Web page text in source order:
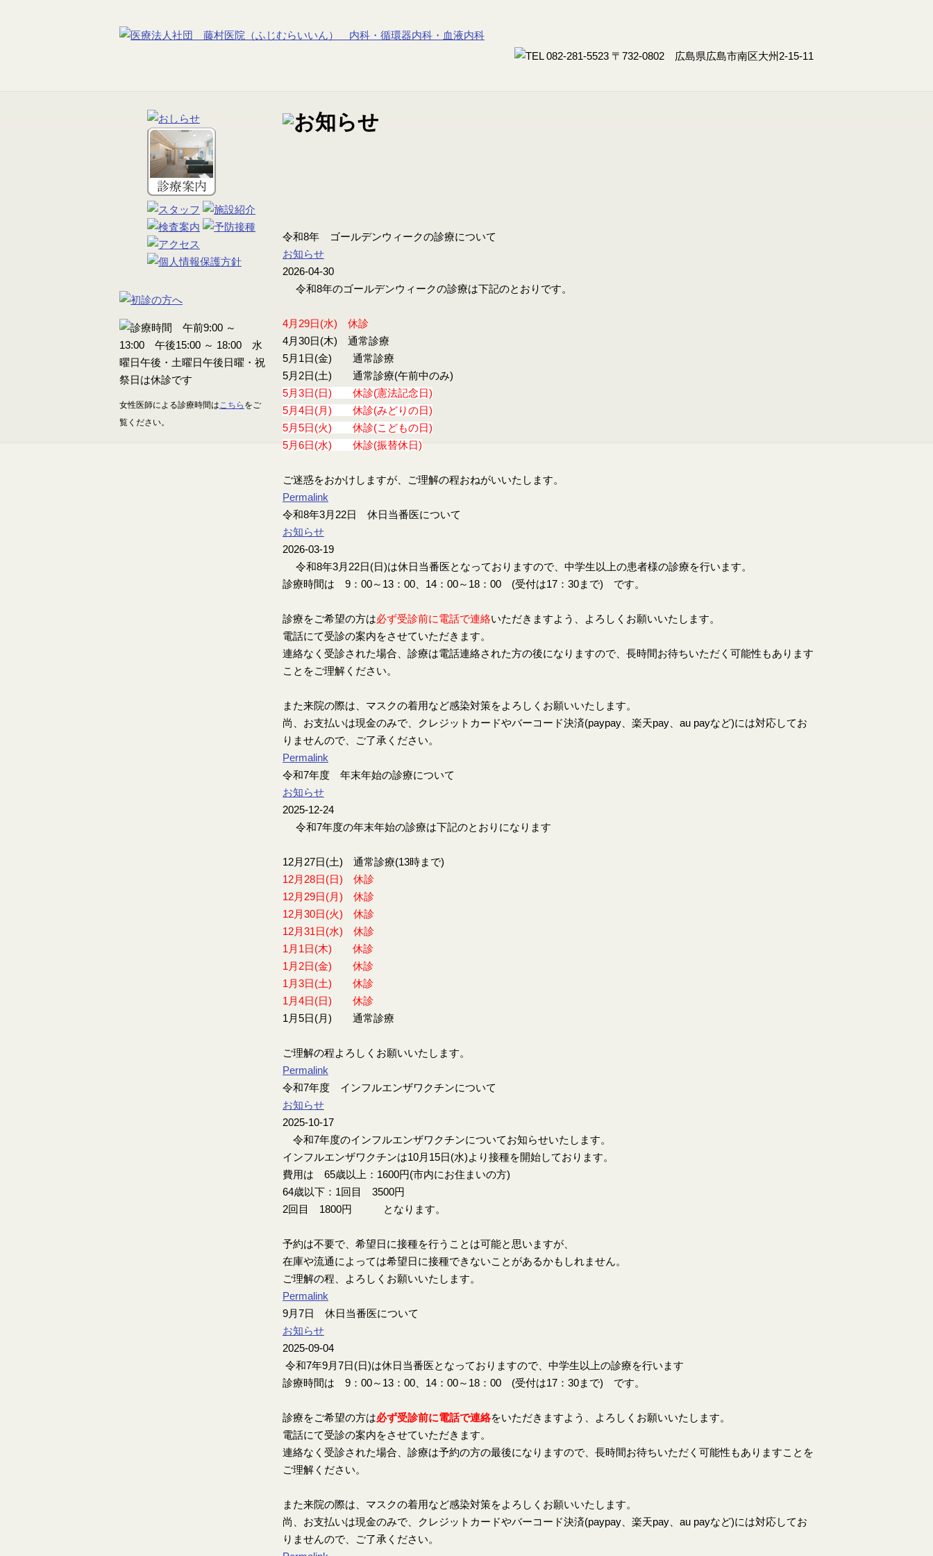
女性医師による診療時間はこちら をご
覧ください。
令和8年 ゴールデンウィークの診療について
お知らせ
2026-04-30
令和8年のゴールデンウィークの診療は下記のとおりです。
4月29日(水) 休診
4月30日(木) 通常診療
5月1日(金) 通常診療
5月2日(土) 通常診療(午前中のみ)
5月3日(日) 休診(憲法記念日)
5月4日(月) 休診(みどりの日)
5月5日(火) 休診(こどもの日)
5月6日(水) 休診(振替休日)
ご迷惑をおかけしますが、ご理解の程おねがいいたします。
Permalink
令和8年3月22日 休日当番医について
お知らせ
2026-03-19
令和8年3月22日(日)は休日当番医となっておりますので、中学生以上の患者様の診療を行います。
診療時間は 9：00～13：00、14：00～18：00 (受付は17：30まで) です。
診療をご希望の方は必ず受診前に電話で連絡いただきますよう、よろしくお願いいたします。
電話にて受診の案内をさせていただきます。
連絡なく受診された場合、診療は電話連絡された方の後になりますので、長時間お待ちいただく可能性もあります
ことをご理解ください。
また来院の際は、マスクの着用など感染対策をよろしくお願いいたします。
尚、お支払いは現金のみで、クレジットカードやバーコード決済(paypay、楽天pay、au payなど)には対応してお
りませんので、ご了承ください。
Permalink
令和7年度 年末年始の診療について
お知らせ
2025-12-24
令和7年度の年末年始の診療は下記のとおりになります
12月27日(土) 通常診療(13時まで)
12月28日(日) 休診
12月29日(月) 休診
12月30日(火) 休診
12月31日(水) 休診
1月1日(木) 休診
1月2日(金) 休診
1月3日(土) 休診
1月4日(日) 休診
1月5日(月) 通常診療
ご理解の程よろしくお願いいたします。
Permalink
令和7年度 インフルエンザワクチンについて
お知らせ
2025-10-17
令和7年度のインフルエンザワクチンについてお知らせいたします。
インフルエンザワクチンは10月15日(水)より接種を開始しております。
費用は 65歳以上：1600円(市内にお住まいの方)
64歳以下：1回目 3500円
2回目 1800円 となります。
予約は不要で、希望日に接種を行うことは可能と思いますが、
在庫や流通によっては希望日に接種できないことがあるかもしれません。
ご理解の程、よろしくお願いいたします。
Permalink
9月7日 休日当番医について
お知らせ
2025-09-04
令和7年9月7日(日)は休日当番医となっておりますので、中学生以上の診療を行います
診療時間は 9：00～13：00、14：00～18：00 (受付は17：30まで) です。
診療をご希望の方は必ず受診前に電話で連絡をいただきますよう、よろしくお願いいたします。
電話にて受診の案内をさせていただきます。
連絡なく受診された場合、診療は予約の方の最後になりますので、長時間お待ちいただく可能性もありますことを
ご理解ください。
また来院の際は、マスクの着用など感染対策をよろしくお願いいたします。
尚、お支払いは現金のみで、クレジットカードやバーコード決済(paypay、楽天pay、au payなど)には対応してお
りませんので、ご了承ください。